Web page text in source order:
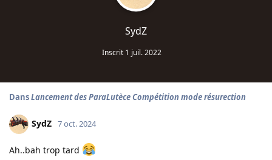
SydZ
Inscrit 1 juil. 2022
DansLancement des ParaLutèce Compétition mode résurection
SydZ 7 oct. 2024
Ah..bah trop tard